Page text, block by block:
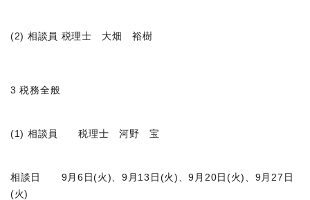
(2) 相談員 税理士 大畑 裕樹
3 税務全般
(1) 相談員 税理士 河野 宝
相談日 9月6日(火)、9月13日(火)、9月20日(火)、9月27日
(火)